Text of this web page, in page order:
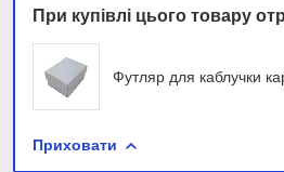
При купівлі цього товару
Футляр для каблучки
Приховати